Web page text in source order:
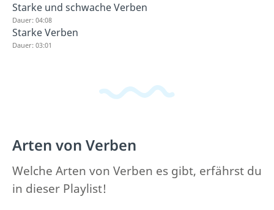
Starke und schwache Verben
Dauer: 04:08
Starke Verben
Dauer: 03:01
Arten von Verben
Welche Arten von Verben es gibt, erfährst du
in dieser Playlist!